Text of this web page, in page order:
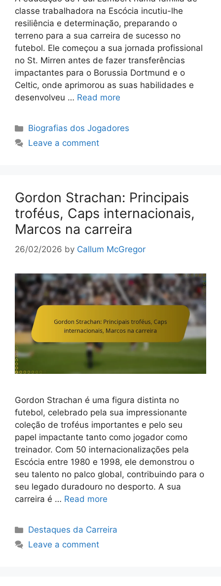
classe trabalhadora na Escócia incutiu-lhe
resiliência e determinação, preparando o
terreno para a sua carreira de sucesso no
futebol. Ele começou a sua jornada profissional
no St. Mirren antes de fazer transferências
impactantes para o Borussia Dortmund e o
Celtic, onde aprimorou as suas habilidades e
desenvolveu … Read more
Categories
Biografias dos Jogadores
Leave a comment
Gordon Strachan: Principais
troféus, Caps internacionais,
Marcos na carreira
26/02/2026 by Callum McGregor
Gordon Strachan é uma figura distinta no
futebol, celebrado pela sua impressionante
coleção de troféus importantes e pelo seu
papel impactante tanto como jogador como
treinador. Com 50 internacionalizações pela
Escócia entre 1980 e 1998, ele demonstrou o
seu talento no palco global, contribuindo para o
seu legado duradouro no desporto. A sua
carreira é … Read more
Categories
Destaques da Carreira
Leave a comment